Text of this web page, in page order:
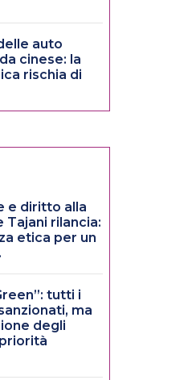
auto
cinese: la
rischia di
e diritto alla
Tajani rilancia:
etica per un
tutti i
ma
degli